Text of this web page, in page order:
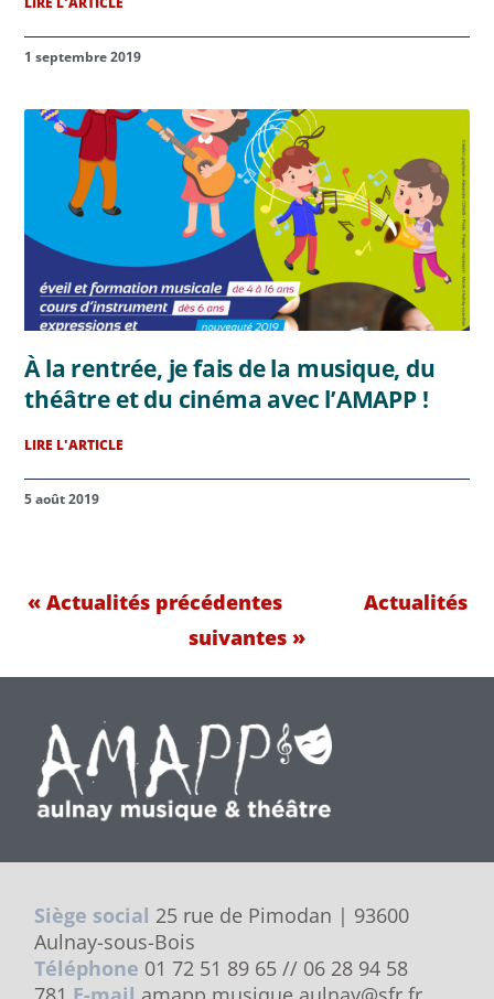
1 septembre 2019
À la rentrée, je fais de la musique, du
théâtre et du cinéma avec l’AMAPP !
LIRE L'ARTICLE
5 août 2019
« Actualités précédentes
Actualités
suivantes »
Siège social 25 rue de Pimodan | 93600
Aulnay-sous-Bois
Téléphone 01 72 51 89 65 // 06 28 94 58